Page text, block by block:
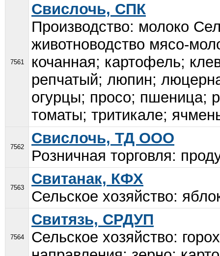
7561
Свислочь, СПК
Производство: молоко
животноводство мясо-
кочанная; картофель;
репчатый; люпин;
огурцы; просо; пшеница;
томаты; тритикале;
7562
Свислочь, ТД ООО
Розничная торговля:
7563
Свитанак, КФХ
Сельское хозяйство:
7564
Свитязь, СРДУП
Сельское хозяйство: